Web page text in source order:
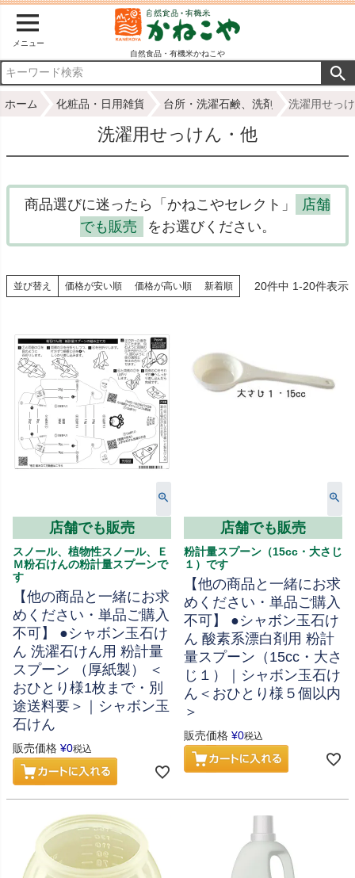
メニュー
自然食品・有機米かねこや
ホーム 化粧品・日用雑貨 台所・洗濯石鹸、洗剤 洗濯用せっ
洗濯用せっけん・他
商品選びに迷ったら「かねこやセレクト」
店舗
でも販売
をお選びください。
並び替え 価格が安い順 価格が高い順 新着順 20件中 1-20件表示
店舗でも販売
スノール、植物性スノール、Ｅ
Ｍ粉石けんの粉計量スプーンで
す
【他の商品と一緒にお求
めください・単品ご購入
不可】 ●シャボン玉石け
ん 洗濯石けん用 粉計量
スプーン （厚紙製） ＜
おひとり様1枚まで・別
途送料要＞｜シャボン玉
石けん
販売価格 ¥0税込
店舗でも販売
粉計量スプーン（15cc・大さじ
１）です
【他の商品と一緒にお求
めください・単品ご購入
不可】 ●シャボン玉石け
ん 酸素系漂白剤用 粉計
量スプーン（15cc・大さ
じ１）｜シャボン玉石け
ん＜おひとり様５個以内
＞
販売価格 ¥0税込